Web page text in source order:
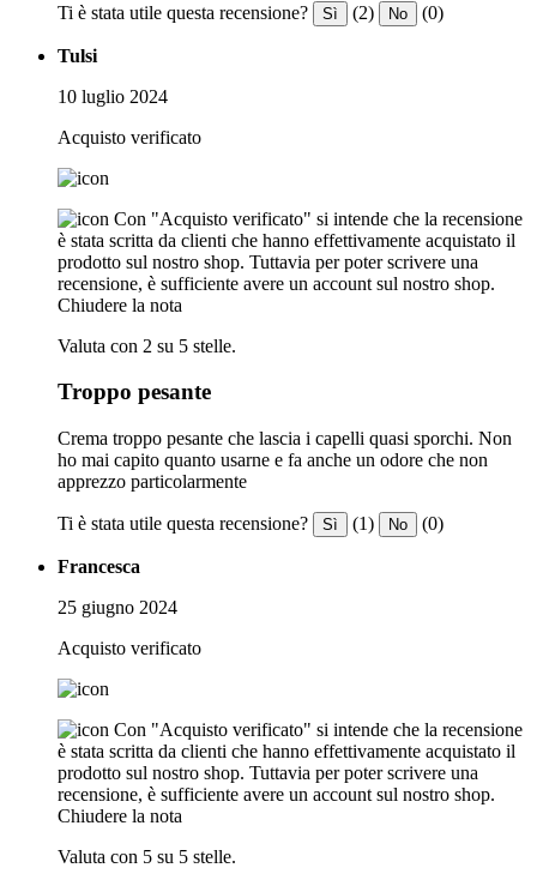
Ti è stata utile questa recensione? Sì (2) No (0)
Tulsi
10 luglio 2024
Acquisto verificato
Con "Acquisto verificato" si intende che la recensione
è stata scritta da clienti che hanno effettivamente acquistato il
prodotto sul nostro shop. Tuttavia per poter scrivere una
recensione, è sufficiente avere un account sul nostro shop.
Chiudere la nota
Valuta con 2 su 5 stelle.
Troppo pesante
Crema troppo pesante che lascia i capelli quasi sporchi. Non
ho mai capito quanto usarne e fa anche un odore che non
apprezzo particolarmente
Ti è stata utile questa recensione? Sì (1) No (0)
Francesca
25 giugno 2024
Acquisto verificato
Con "Acquisto verificato" si intende che la recensione
è stata scritta da clienti che hanno effettivamente acquistato il
prodotto sul nostro shop. Tuttavia per poter scrivere una
recensione, è sufficiente avere un account sul nostro shop.
Chiudere la nota
Valuta con 5 su 5 stelle.